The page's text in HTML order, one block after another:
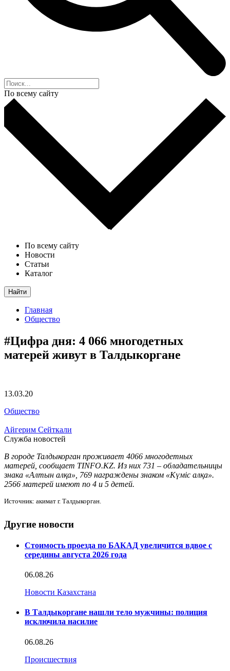
По всему сайту
По всему сайту
Новости
Статьи
Каталог
Найти
Главная
Общество
#Цифра дня: 4 066 многодетных
матерей живут в Талдыкоргане
13.03.20
Общество
Айгерим Сейткали
Служба новостей
В городе Талдыкорган проживает 4066 многодетных
матерей, сообщает TINFO.KZ. Из них 731 – обладательницы
знака «Алтын алқа», 769 награждены знаком «Күміс алқа».
2566 матерей имеют по 4 и 5 детей.
Источник: акимат г. Талдыкорган.
Другие новости
Стоимость проезда по БАКАД увеличится вдвое с
середины августа 2026 года
06.08.26
Новости Казахстана
В Талдыкоргане нашли тело мужчины: полиция
исключила насилие
06.08.26
Происшествия